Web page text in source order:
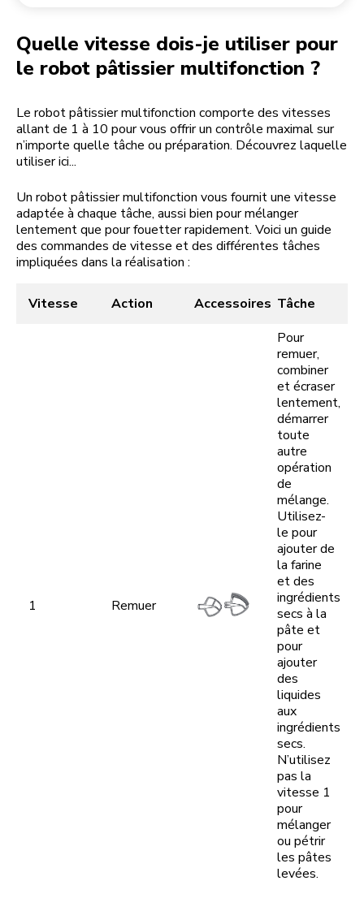
Quelle vitesse dois-je utiliser pour
le robot pâtissier multifonction ?
Le robot pâtissier multifonction comporte des vitesses
allant de 1 à 10 pour vous offrir un contrôle maximal sur
n’importe quelle tâche ou préparation. Découvrez laquelle
utiliser ici...
Un robot pâtissier multifonction vous fournit une vitesse
adaptée à chaque tâche, aussi bien pour mélanger
lentement que pour fouetter rapidement. Voici un guide
des commandes de vitesse et des différentes tâches
impliquées dans la réalisation :
Vitesse Action Accessoires Tâche
1 Remuer
Pour
remuer,
combiner
et écraser
lentement,
démarrer
toute
autre
opération
de
mélange.
Utilisez-
le pour
ajouter de
la farine
et des
ingrédients
secs à la
pâte et
pour
ajouter
des
liquides
aux
ingrédients
secs.
N’utilisez
pas la
vitesse 1
pour
mélanger
ou pétrir
les pâtes
levées.